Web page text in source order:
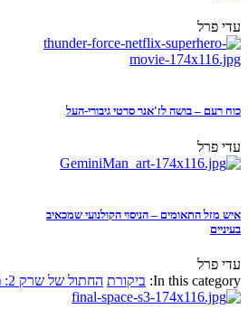
עדי פרל
כוח רעם – בושה לז'אנר סרטי גיבורי-העל
עדי פרל
איש מזל התאומים – הניסוי הקולנועי שמכאיב
בעיניים
עדי פרל
In this category: ביקורת החתול של שרק 2: משאלה אחת ודי